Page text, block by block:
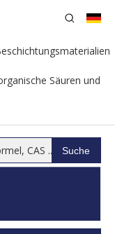
Säuren und
Suche